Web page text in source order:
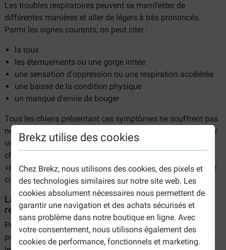
Brekz utilise des cookies
Chez Brekz, nous utilisons des cookies, des pixels et
des technologies similaires sur notre site web. Les
cookies absolument nécessaires nous permettent de
garantir une navigation et des achats sécurisés et
sans problème dans notre boutique en ligne. Avec
votre consentement, nous utilisons également des
cookies de performance, fonctionnels et marketing.
Les troubles respiratoires peuvent se manifester de
différentes manières et aller de légers à très prononcés.
Parmi les signes courants, on peut citer :
la toux
les éternuements ou une gorge irritée
une sensation d'oppression ou une respiration accélérée
une baisse de la condition physique
un manque d'envie de bouger
Tous les chiens présentant ces symptômes ne souffrent pas
nécessairement d'une allergie, mais le pollen peut constituer
un facteur déclenchant important, en particulier chez les
chiens sensibles. Faites examiner votre chien par votre
vétérinaire afin de pouvoir traiter les symptômes de manière
ciblée.
La gamme de produits pour soutenir les voies
respiratoires et les poumons des chiens
Pour les chiens souffrant de troubles respiratoires ou
présentant une sensibilité accrue à certains stimuli, tels que